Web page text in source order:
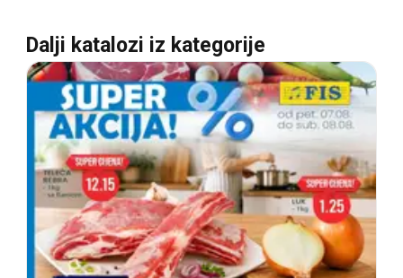
Dalji katalozi iz kategorije